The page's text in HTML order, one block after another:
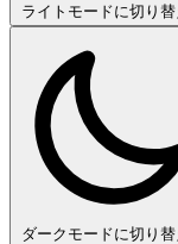
ライトモードに切り替
ダークモードに切り替